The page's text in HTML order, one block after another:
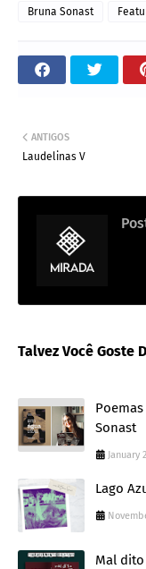
Bruna Sonast
ANTIGOS
Laudelinas V
Talvez Você Goste
Sonast
January
Lago
Mal